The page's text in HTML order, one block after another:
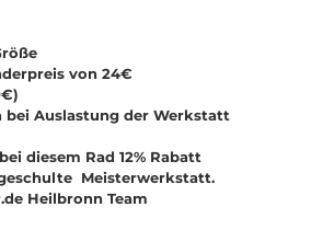
von 24€
bei Auslastung der Werkstatt
diesem Rad 12% Rabatt
Meisterwerkstatt.
Heilbronn Team